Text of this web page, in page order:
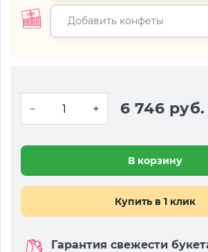
Добавить конфеты
6 746 руб.
В корзину
Купить в 1 клик
Гарантия свежести